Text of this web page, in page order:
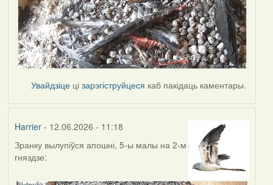
Увайдзіце цізарэгіструйцеся каб пакідаць каментары.
Harrier- 12.06.2026 - 11:18
Зранку вылупіўся апошні, 5-ы малы на 2-м
гняздзе: